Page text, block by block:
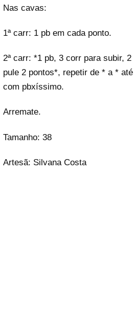
Nas cavas:
1ª carr: 1 pb em cada ponto.
2ª carr: *1 pb, 3 corr para subir,
pule 2 pontos*, repetir de * a *
com pbxíssimo.
Arremate.
Tamanho: 38
Artesã: Silvana Costa